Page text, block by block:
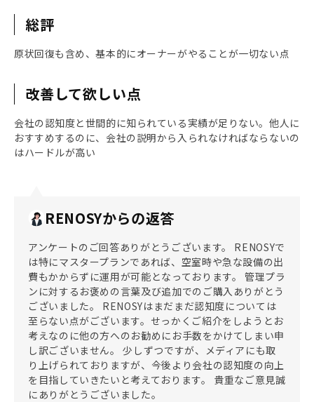
総評
原状回復も含め、基本的にオーナーがやることが一切ない点
改善して欲しい点
会社の認知度と世間的に知られている実績が足りない。他人に
おすすめするのに、会社の説明から入られなければならないの
はハードルが高い
RENOSYからの返答
アンケートのご回答ありがとうございます。 RENOSYで
は特にマスタープランであれば、空室時や急な設備の出
費もかからずに運用が可能となっております。 管理プラ
ンに対するお褒めの言葉及び追加でのご購入ありがとう
ございました。 RENOSYはまだまだ認知度については
至らない点がございます。せっかくご紹介をしようとお
考えなのに他の方へのお勧めにお手数をかけてしまい申
し訳ございません。 少しずつですが、メディアにも取
り上げられておりますが、今後より会社の認知度の向上
を目指していきたいと考えております。 貴重なご意見誠
にありがとうございました。